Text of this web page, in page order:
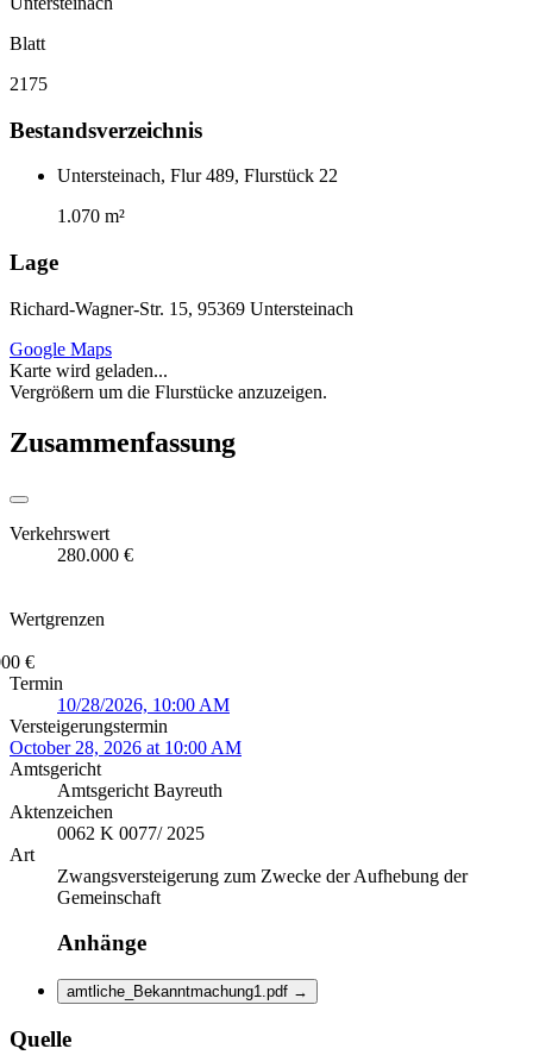
Blatt
2175
Bestandsverzeichnis
Untersteinach, Flur 489, Flurstück 22
1.070 m²
Lage
Richard-Wagner-Str. 15, 95369 Untersteinach
Google Maps
Karte wird geladen...
Vergrößern um die Flurstücke anzuzeigen.
Zusammenfassung
Verkehrswert
280.000 €
Wertgrenzen
€
Termin
10/28/2026, 10:00 AM
Versteigerungstermin
October 28, 2026 at 10:00 AM
Amtsgericht
Amtsgericht Bayreuth
Aktenzeichen
0062 K 0077/ 2025
Art
Zwangsversteigerung zum Zwecke der Aufhebung der
Gemeinschaft
Anhänge
amtliche_Bekanntmachung1.pdf →
Quelle